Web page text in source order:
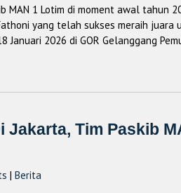
MAN 1 Lotim di moment awal tahun
yang telah sukses meraih juara
Januari 2026 di GOR Gelanggang
Tim Paskib
| Berita